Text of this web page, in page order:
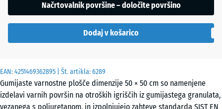
EAN:4251469362895 | Št. artikla:6289
Gumijaste varnostne plošče dimenzije 50 × 50 cm so namenjene
izdelavi varnih površin na otroških igriščih iz gumijastega granulata,
vezanega s poliuretanom, in izpolnjujejo zahteve standarda SIST EN
Paradižnikovo
- 0,40 €
potreb
(razen če
navedeno
drugače).
50
Načrtovalnik površine – določite površino
Dodaj v košarico